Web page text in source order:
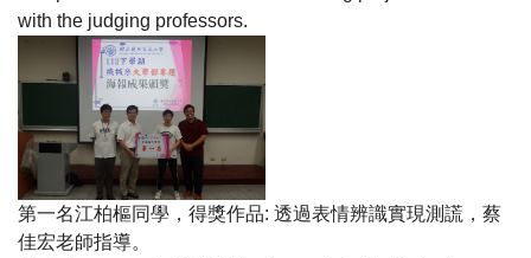
with the judging professors.
第一名江柏樞同學，得獎作品: 透過表情辨識實現測謊，蔡
佳宏老師指導。